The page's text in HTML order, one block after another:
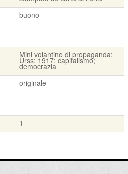
buono
Mini volantino di propaganda;
Urss; 1917; capitalismo;
democrazia
originale
1